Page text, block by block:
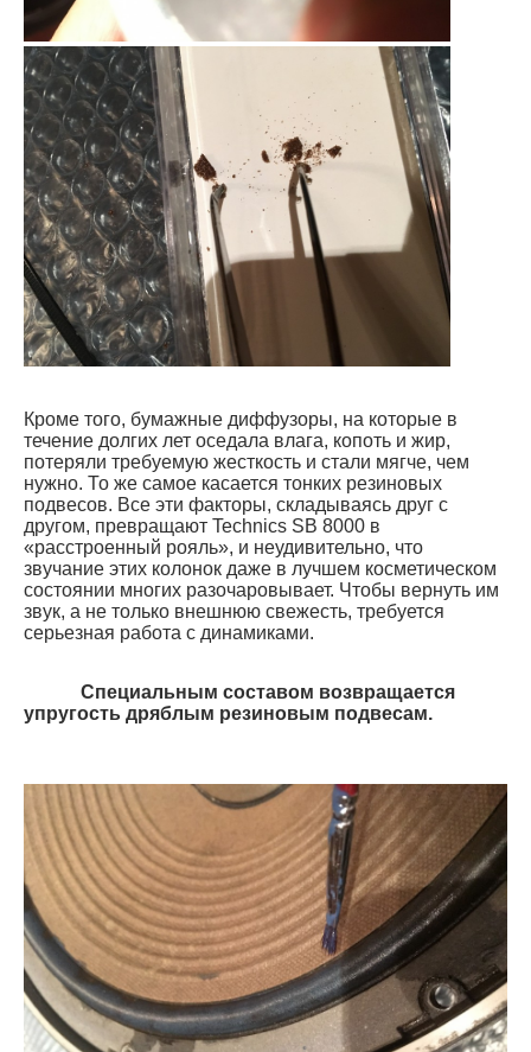
Кроме того, бумажные диффузоры, на которые в
течение долгих лет оседала влага, копоть и жир,
потеряли требуемую жесткость и стали мягче, чем
нужно. То же самое касается тонких резиновых
подвесов. Все эти факторы, складываясь друг с
другом, превращают Technics SB 8000 в
«расстроенный рояль», и неудивительно, что
звучание этих колонок даже в лучшем косметическом
состоянии многих разочаровывает. Чтобы вернуть им
звук, а не только внешнюю свежесть, требуется
серьезная работа с динамиками.
Специальным составом возвращается
упругость дряблым резиновым подвесам.